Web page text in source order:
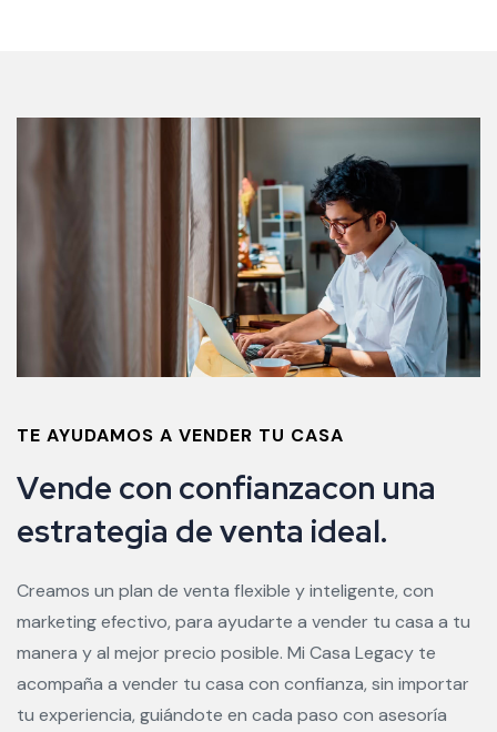
TE AYUDAMOS A VENDER TU CASA
Vende con confianzacon una
estrategia deventa ideal.
Creamos un plan de venta flexible y inteligente, con
marketing efectivo, para ayudarte a vender tu casa a tu
manera y al mejor precio posible. Mi Casa Legacy te
acompaña a vender tu casa con confianza, sin importar
tu experiencia, guiándote en cada paso con asesoría